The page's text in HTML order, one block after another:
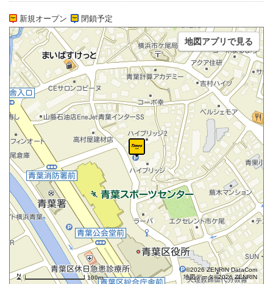
新規オープン 閉鎖予定
100m
©2026 ZENRIN DataCom
地図データ©2026 ZENRIN
地図アプリで見る